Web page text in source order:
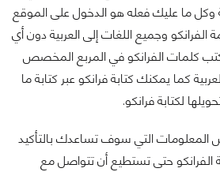
وكل ما عليك فعله هو الدخول على الموقع
وجميع اللغات إلى العربية دون أي
كلمات الفرانكو في المربع المخصص
كما يمكنك كتابة فرانكو عبر كتابة ما
لكتابة فرانكو.
المعلومات التي سوف تساعدك بالتأكيد
الفرانكو حتى تستطيع أن تتواصل مع